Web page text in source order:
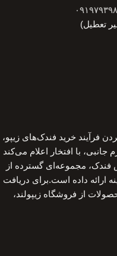
فرآیند خرید فندک‌های زیپو،
با افتخار اعلام می‌کند
فروش فندک، مجموعه‌ای گسترده از
ارائه داده است.برای دریافت
از فروشگاه زیپولند،